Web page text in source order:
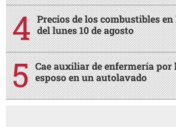
Precios de los combustibles
del lunes 10 de agosto
Cae auxiliar de enfermería por
esposo en un autolavado